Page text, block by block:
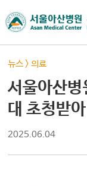
뉴스 >의료
서울아산병
대 초청받
2025.06.04